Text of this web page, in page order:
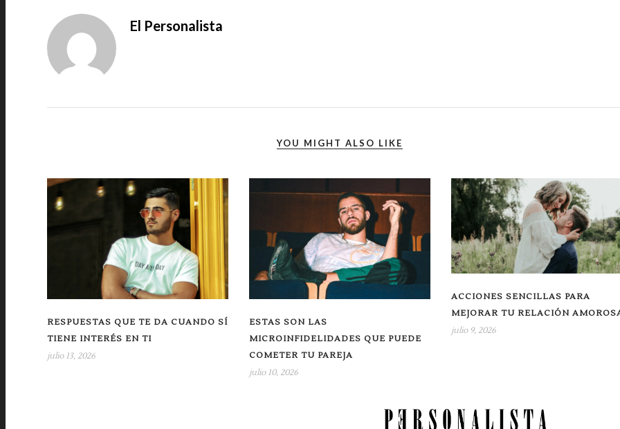
El Personalista
YOU MIGHT ALSO LIKE
RESPUESTAS QUE TE DA CUANDO SÍ
TIENE INTERÉS EN TI
julio 13, 2026
ESTAS SON LAS
MICROINFIDELIDADES QUE PUEDE
COMETER TU PAREJA
julio 10, 2026
ACCIONES SENCILLAS PARA
MEJORAR TU RELACIÓN
julio 9, 2026